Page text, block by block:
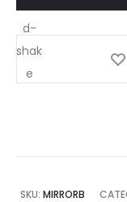
SKU: MIRRORB